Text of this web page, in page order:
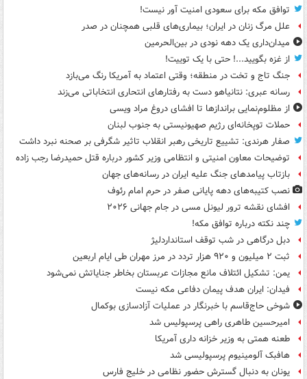
توافق مکه برای سعودی امنیت آور نیست!
علل مرگ زنان در ایران؛ بیماری‌های قلبی همچنان در صدر
میدان‌داری یک دهه نودی در بین‌الحرمین
از غزه بگویید...! حتی با یک توییت!
جنگ تاج و تخت در منطقه؛ وقتی اعتماد به آمریکا رنگ می‌بازد
رسانه عبری: نتانیاهو دست به رفتارهای انتحاری انتخاباتی می‌زند
از مظلوم‌نمایی براندازها تا افشای دروغ مراد ویسی
حملات توپخانه‌ای رژیم صهیونیستی به جنوب لبنان
صفار هرندی: تشییع تاریخی رهبر انقلاب تاثیر شگرفی بر صحنه نبرد داشت
توضیحات معاون امنیتی و انتظامی وزیر کشور درباره قتل حمیدرضا رجب زاده
بازتاب پیامدهای جنگ علیه ایران در رسانه‌های جهان
نصب کتیبه‌های دهه پایانی صفر در حرم امام رئوف
افشای نقشه ترور لیونل مسی در جام جهانی ۲۰۲۶
چند نکته درباره توافق مکه!
دبل درگاهی در شب توقف استانداردلیژ
ثبت ۲ میلیون و ۹۲۰ هزار تردد در مرز مهران طی ایام اربعین
یمن: تشکیل ائتلاف مانع مجازات عربستان بخاطر جنایاتش نمی‌شود
فیدان: ایران هدف پیمان دفاعی مکه نیست
شوخی حاج‌قاسم با خبرنگار در عملیات آزادسازی بوکمال
امیرحسین طاهری راهی پرسپولیس شد
طعنه همتی به وزیر خزانه داری آمریکا
هافبک آلومینیوم پرسپولیسی شد
یونان به دنبال گسترش حضور نظامی در خلیج فارس